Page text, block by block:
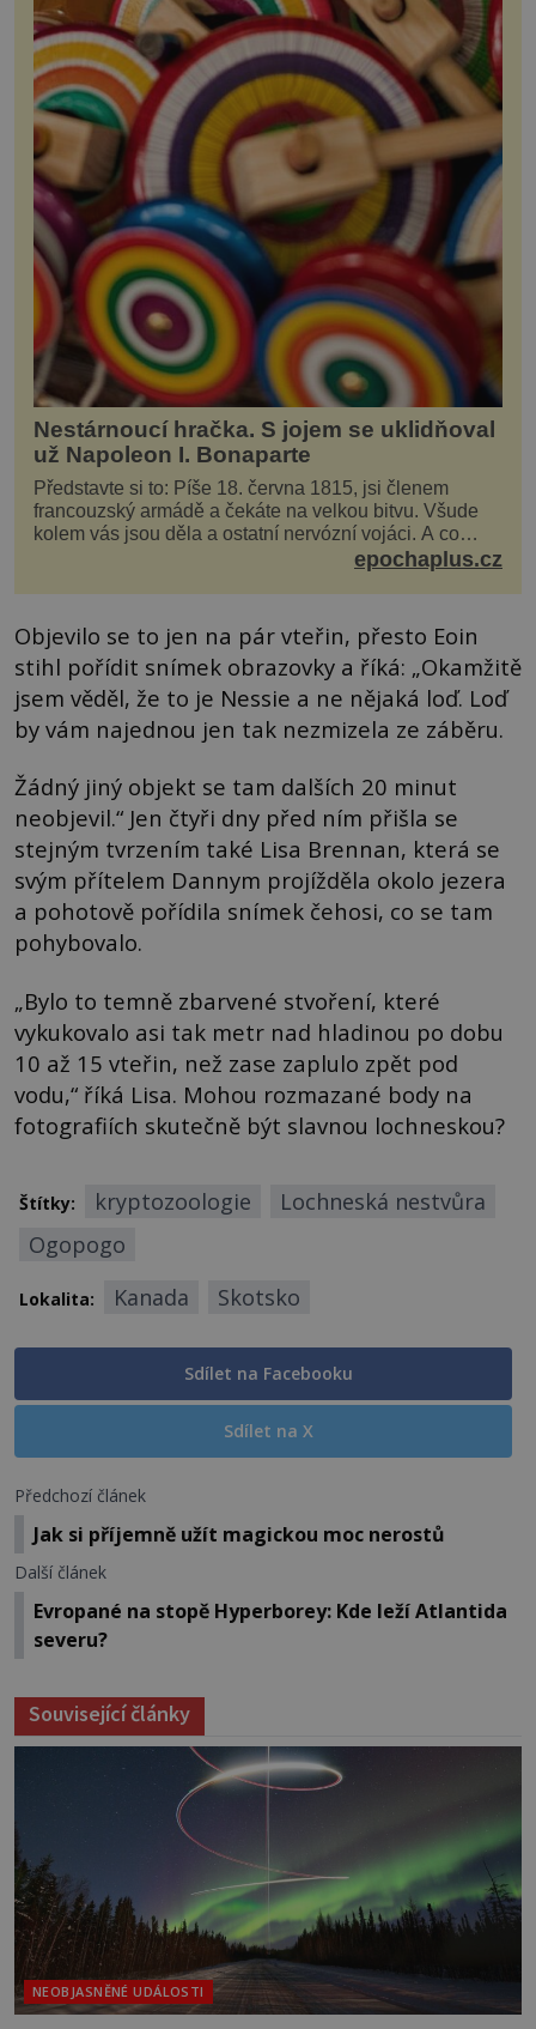
Nestárnoucí hračka. S jojem se uklidňoval
už Napoleon I. Bonaparte
Představte si to: Píše 18. června 1815, jsi členem
francouzský armádě a čekáte na velkou bitvu. Všude
kolem vás jsou děla a ostatní nervózní vojáci. A co
děláte vy? Hrajete si… s jojem! Zdá se v...epochaplus.cz
Objevilo se to jen na pár vteřin, přesto Eoin
stihl pořídit snímek obrazovky a říká: „Okamžitě
jsem věděl, že to je Nessie a ne nějaká loď. Loď
by vám najednou jen tak nezmizela ze záběru.
Žádný jiný objekt se tam dalších 20 minut
neobjevil.“ Jen čtyři dny před ním přišla se
stejným tvrzením také Lisa Brennan, která se
svým přítelem Dannym projížděla okolo jezera
a pohotově pořídila snímek čehosi, co se tam
pohybovalo.
„Bylo to temně zbarvené stvoření, které
vykukovalo asi tak metr nad hladinou po dobu
10 až 15 vteřin, než zase zaplulo zpět pod
vodu,“ říká Lisa. Mohou rozmazané body na
fotografiích skutečně být slavnou lochneskou?
Štítky: kryptozoologie
Lochneská nestvůra
Ogopogo
Lokalita: Kanada Skotsko
Sdílet na Facebooku
Sdílet na X
Předchozí článek
Jak si příjemně užít magickou moc nerostů
Další článek
Evropané na stopě Hyperborey: Kde leží Atlantida
severu?
Související články
NEOBJASNĚNÉ UDÁLOSTI